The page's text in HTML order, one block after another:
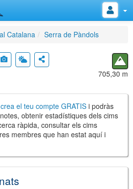
Catalana Serra de Pàndols
705,30 m
crea el teu compte GRATIS i podràs
obtenir estadístiques dels cims
ràpida, consultar els cims
membres que han estat aquí i